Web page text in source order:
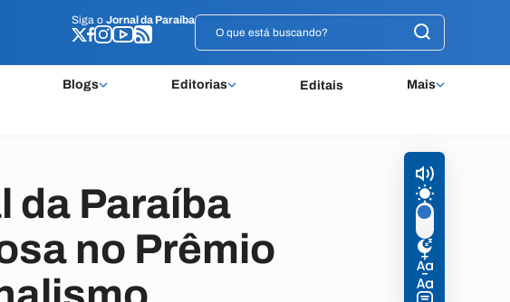
Siga o Jornal da Paraíba
Blogs Editorias Editais Mais
Siga o Jornal da Paraíba
da Paraíba
no Prêmio